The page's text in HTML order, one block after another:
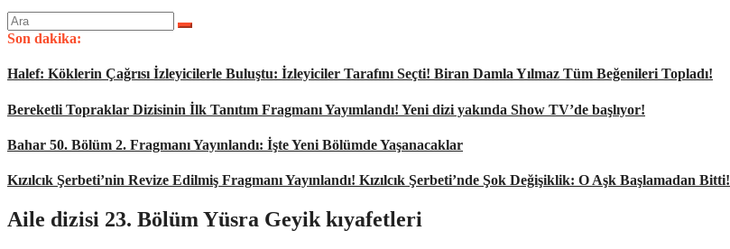
Arama
yap:
Son dakika:
Halef: Köklerin Çağrısı İzleyicilerle Buluştu: İzleyiciler Tarafını Seçti! Biran Damla Yılmaz Tüm Beğenileri Topladı!
Bereketli Topraklar Dizisinin İlk Tanıtım Fragmanı Yayımlandı! Yeni dizi yakında Show TV’de başlıyor!
Bahar 50. Bölüm 2. Fragmanı Yayınlandı: İşte Yeni Bölümde Yaşanacaklar
Kızılcık Şerbeti’nin Revize Edilmiş Fragmanı Yayınlandı! Kızılcık Şerbeti’nde Şok Değişiklik: O Aşk Başlamadan Bitti!
Aile dizisi 23. Bölüm Yüsra Geyik kıyafetleri